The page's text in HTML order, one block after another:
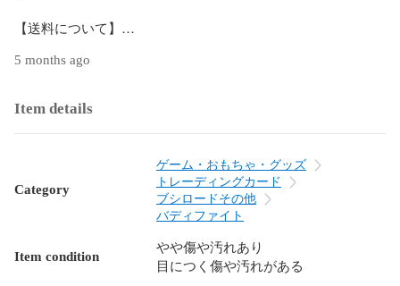
【送料について】
当店ではご注文の配送料はお客様負担となります。
ただくか、画面下部にございます「送料」の項目をご覧くだ
商品は店頭、他サイトと在庫を共有しております。そのため
注文後に在庫を確保できない場合がございます。
中古品のため多少のキズ・ヨゴレ・経年劣化等がございま
5 months ago
Item details
Category
ゲーム・おもちゃ・グッズ
トレーディングカード
ブシロードその他
バディファイト
Item condition
やや傷や汚れあり
目につく傷や汚れがある